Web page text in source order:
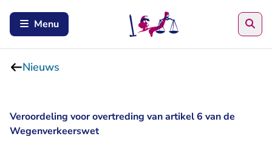
Menu
Nieuws
Veroordeling voor overtreding van artikel 6 van de
Wegenverkeerswet